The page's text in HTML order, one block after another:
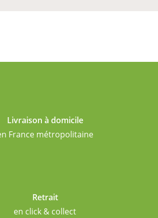
Livraison à domicile
France métropolitaine
Retrait
en click & collect